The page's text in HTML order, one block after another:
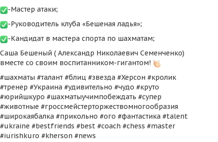
-Мастер атаки;
-Руководитель клуба «Бешеная ладья»;
-Кандидат в мастера спорта по шахматам;
Саша Бешеный ( Александр Николаевич Семенченко)
вместе со своим воспитанником-гигантом!
#шахматы #талант #блиц #звезда #Херсон #кролик
#тренер #Украина #удивительно #чудо #круто
#юрийшкуро #шахматыучимпобеждать #супер
#животные #гроссмейстерторжествомногообразия
#широкаябалка #прикольно #ого #фантастика #talent
#ukraine #bestfriends #best #coach #chess #master
#iurishkuro #kherson #news